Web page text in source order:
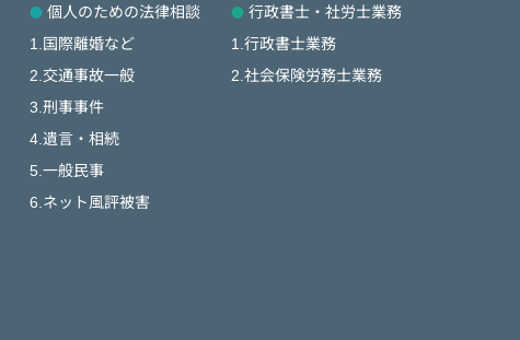
個人のための法律相談
1.国際離婚など
2.交通事故一般
3.刑事事件
4.遺言・相続
5.一般民事
6.ネット風評被害
行政書士・社労士業務
1.行政書士業務
2.社会保険労務士業務